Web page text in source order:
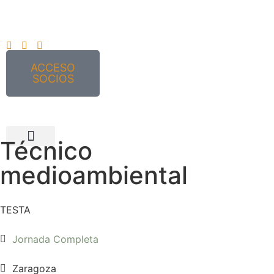
ACCESO
SOCIOS
Técnico
medioambiental
TESTA
Jornada Completa
Zaragoza